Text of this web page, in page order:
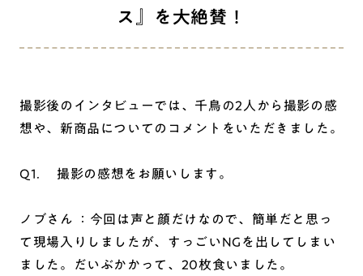
ス』を大絶賛！
撮影後のインタビューでは、千鳥の2人から撮影の感
想や、新商品についてのコメントをいただきました。
Q1. 撮影の感想をお願いします。
ノブさん ：今回は声と顔だけなので、簡単だと思っ
て現場入りしましたが、すっごいNGを出してしまい
ました。だいぶかかって、20枚食いました。